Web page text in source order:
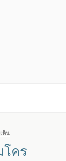
ห็น
MICROCHIP
PIC18-
โคร